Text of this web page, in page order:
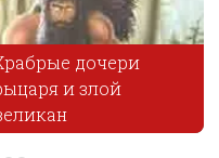
Сказка про бегемота